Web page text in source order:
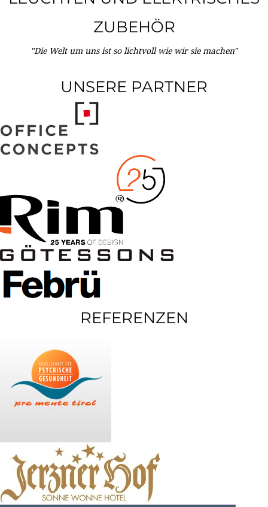
ZUBEHÖR
"Die Welt um uns ist so lichtvoll wie wir sie machen"
UNSERE PARTNER
REFERENZEN